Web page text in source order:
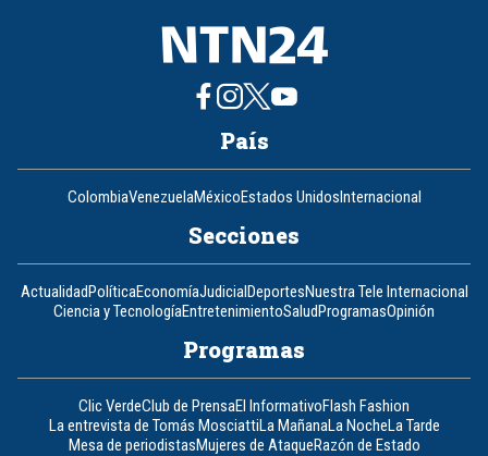
País
ColombiaVenezuelaMéxicoEstados UnidosInternacional
Secciones
ActualidadPolíticaEconomíaJudicialDeportesNuestra Tele Internacional
Ciencia y TecnologíaEntretenimientoSaludProgramasOpinión
Programas
Clic VerdeClub de PrensaEl InformativoFlash Fashion
La entrevista de Tomás MosciattiLa MañanaLa NocheLa Tarde
Mesa de periodistasMujeres de AtaqueRazón de Estado